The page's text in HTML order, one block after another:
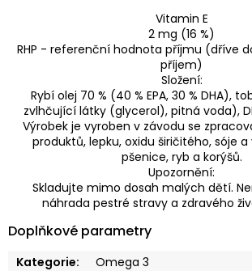
Vitamin E
2 mg (16 %)
RHP - referenční hodnota příjmu (dříve
příjem)
Složení:
Rybí olej 70 % (40 % EPA, 30 % DHA),
zvlhčující látky (glycerol), pitná voda),
Výrobek je vyroben v závodu se
produktů, lepku, oxidu širičitého, sóje a
pšenice, ryb a korýšů.
Upozornění:
Skladujte mimo dosah malých dětí.
náhrada pestré stravy a zdravého
Doplňkové parametry
Kategorie:
Omega 3